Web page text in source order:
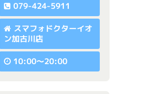
079-424-5911
スマフォドクターイオ
ン加古川店
10:00〜20:00